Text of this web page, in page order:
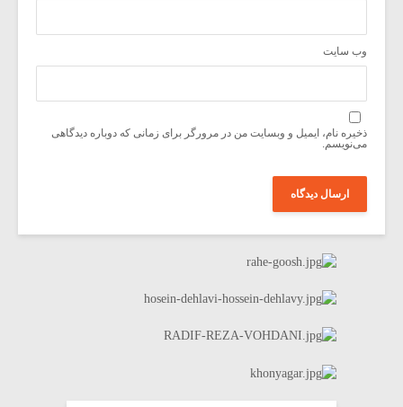
وب‌ سایت
ذخیره نام، ایمیل و وبسایت من در مرورگر برای زمانی که دوباره دیدگاهی
می‌نویسم.